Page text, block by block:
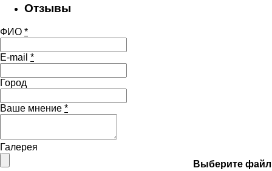
Отзывы
ФИО *
E-mail *
Город
Ваше мнение *
Галерея
Выберите файл